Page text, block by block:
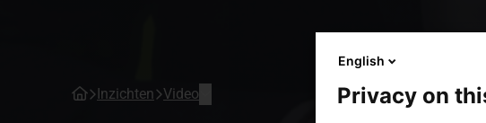
Inzichten Video
English
Privacy on